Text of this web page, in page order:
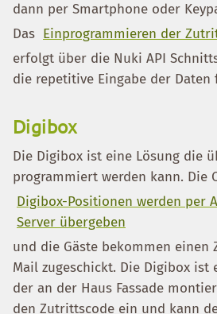
dann per Smartphone oder
Das Einprogrammieren der
erfolgt über die Nuki API
die repetitive Eingabe der Daten
Digibox
Die Digibox ist eine Lösung die
programmiert werden kann. Die
Digibox-Positionen werden per
Server übergeben
und die Gäste bekommen einen
Mail zugeschickt. Die Digibox ist
der an der Haus Fassade
den Zutrittscode ein und kann